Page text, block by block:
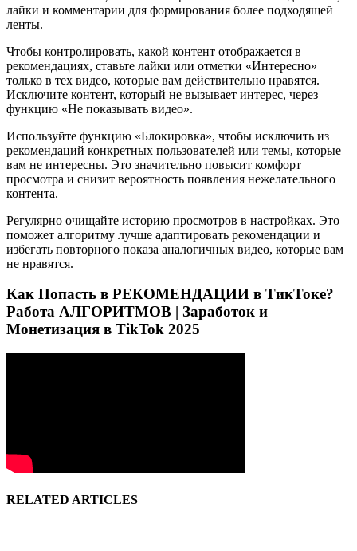
лайки и комментарии для формирования более подходящей
ленты.
Чтобы контролировать, какой контент отображается в
рекомендациях, ставьте лайки или отметки «Интересно»
только в тех видео, которые вам действительно нравятся.
Исключите контент, который не вызывает интерес, через
функцию «Не показывать видео».
Используйте функцию «Блокировка», чтобы исключить из
рекомендаций конкретных пользователей или темы, которые
вам не интересны. Это значительно повысит комфорт
просмотра и снизит вероятность появления нежелательного
контента.
Регулярно очищайте историю просмотров в настройках. Это
поможет алгоритму лучше адаптировать рекомендации и
избегать повторного показа аналогичных видео, которые вам
не нравятся.
Как Попасть в РЕКОМЕНДАЦИИ в ТикТоке?
Работа АЛГОРИТМОВ | Заработок и
Монетизация в TikTok 2025
RELATED ARTICLES